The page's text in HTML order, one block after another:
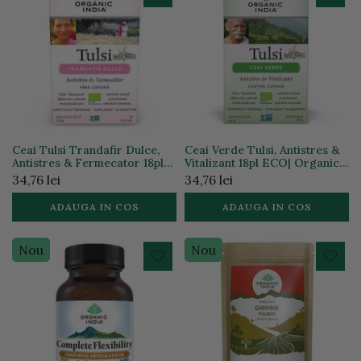
Ceai Tulsi Trandafir Dulce,
Antistres & Fermecator 18pl
ECO| Organic India
34,76 lei
ADAUGA IN COS
Ceai Verde Tulsi, Antistres &
Vitalizant 18pl ECO| Organic
India
34,76 lei
ADAUGA IN COS
Nou Nou